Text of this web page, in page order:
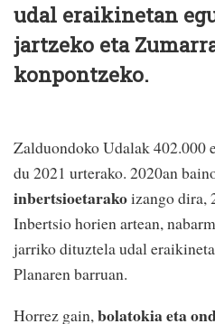
udal eraikinetan
jartzeko eta
konpontzeko.
Zalduondoko Udalak 402.000
du 2021 urterako. 2020an
inbertsioetarakoizango dira,
Inbertsio horien artean,
jarriko dituztela udal
Planaren barruan.
Horrez gain, bolatokia eta